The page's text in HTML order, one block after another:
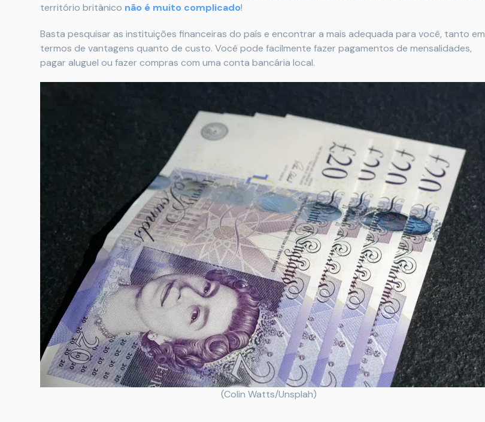
território britânico não é muito complicado!
Basta pesquisar as instituições financeiras do país e encontrar a mais adequada para você, tanto em
termos de vantagens quanto de custo. Você pode facilmente fazer pagamentos de mensalidades,
pagar aluguel ou fazer compras com uma conta bancária local.
(Colin Watts/Unsplah)